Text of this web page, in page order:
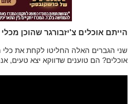
הייתם אוכלים צ'יזבורגר שהוכן
שני הגברים האלה החליטו לקחת את כלי
אוכלים? הם טוענים שדווקא יצא טעים,